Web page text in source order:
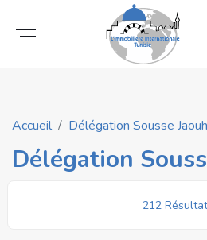
Accueil Délégation Sousse
Délégation
212